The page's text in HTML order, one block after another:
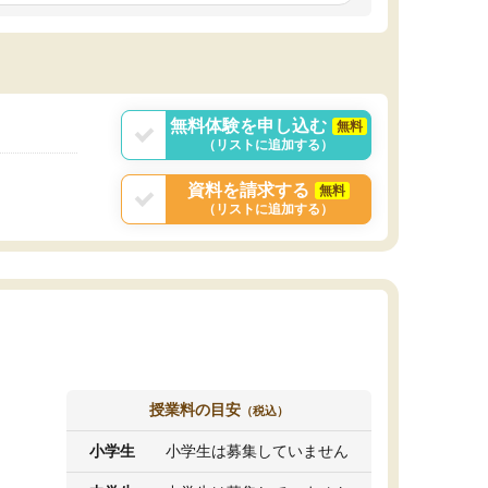
あれば自学自習で
からず辞めること
と感じました。
無料体験を申し込む
無料
（リストに追加する）
資料を請求する
無料
（リストに追加する）
授業料の目安 （税込）
小学生 小学生は募集していません